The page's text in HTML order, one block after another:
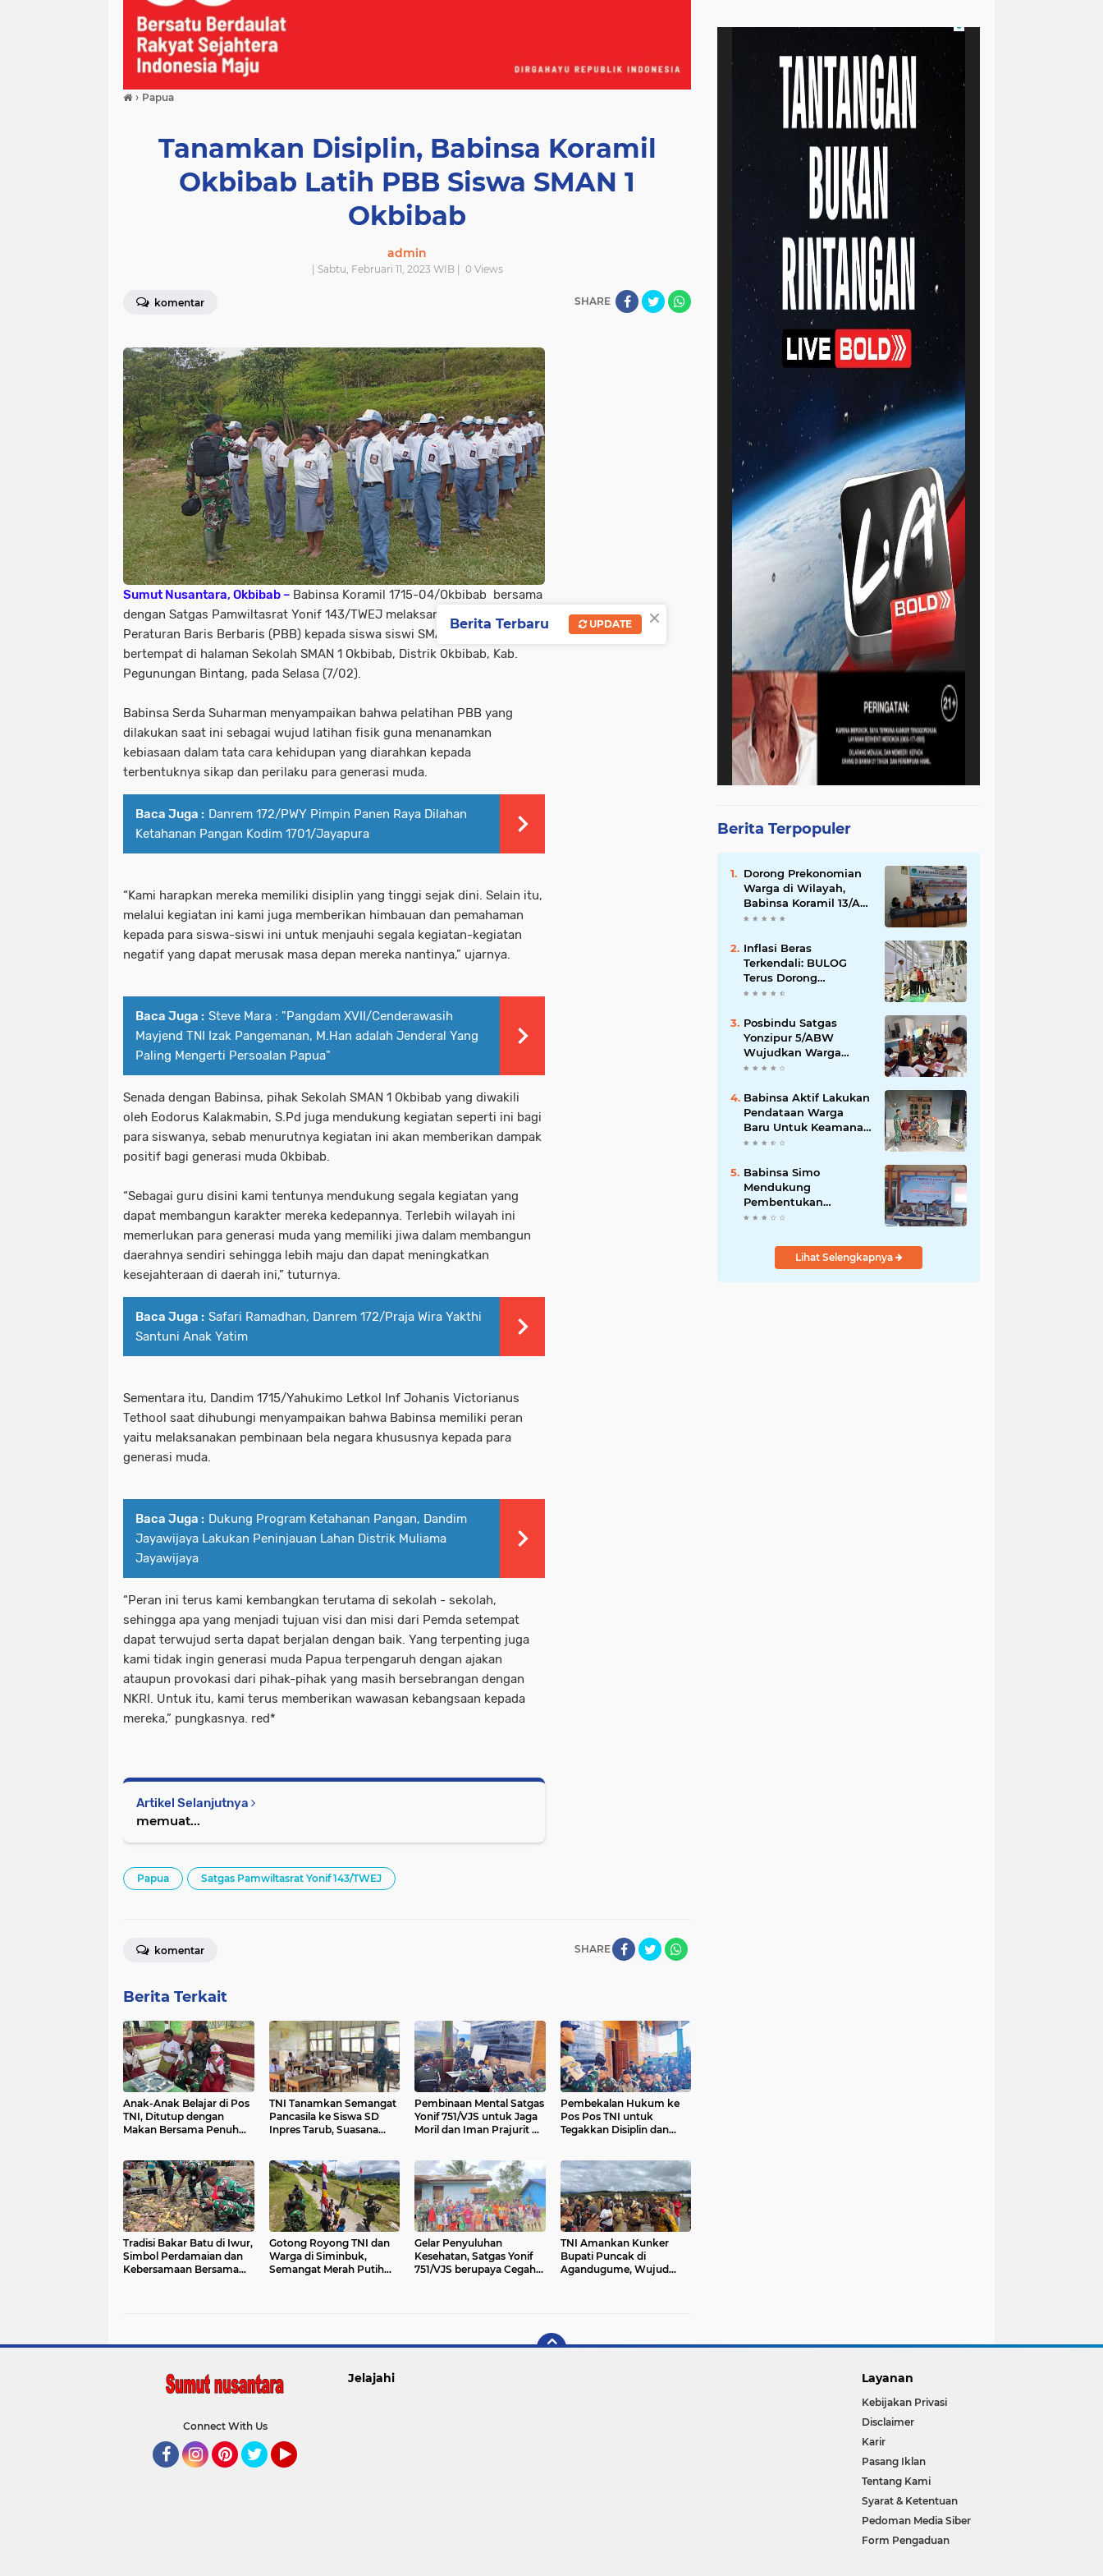
› Papua
Tanamkan Disiplin, Babinsa Koramil
Okbibab Latih PBB Siswa SMAN 1
Okbibab
admin
| Sabtu, Februari 11, 2023 WIB | 0Views
komentar SHARE
Sumut Nusantara, Okbibab – Babinsa Koramil 1715-04/Okbibab bersama
dengan Satgas Pamwiltasrat Yonif 143/TWEJ melaksanakan pelatihan
Peraturan Baris Berbaris (PBB) kepada siswa siswi SMA 1 Okbibab,
bertempat di halaman Sekolah SMAN 1 Okbibab, Distrik Okbibab, Kab.
Pegunungan Bintang, pada Selasa (7/02).
Babinsa Serda Suharman menyampaikan bahwa pelatihan PBB yang
dilakukan saat ini sebagai wujud latihan fisik guna menanamkan
kebiasaan dalam tata cara kehidupan yang diarahkan kepada
terbentuknya sikap dan perilaku para generasi muda.
Baca Juga : Danrem 172/PWY Pimpin Panen Raya Dilahan
Ketahanan Pangan Kodim 1701/Jayapura
“Kami harapkan mereka memiliki disiplin yang tinggi sejak dini. Selain itu,
melalui kegiatan ini kami juga memberikan himbauan dan pemahaman
kepada para siswa-siswi ini untuk menjauhi segala kegiatan-kegiatan
negatif yang dapat merusak masa depan mereka nantinya,” ujarnya.
Baca Juga : Steve Mara : "Pangdam XVII/Cenderawasih
Mayjend TNI Izak Pangemanan, M.Han adalah Jenderal Yang
Paling Mengerti Persoalan Papua"
Senada dengan Babinsa, pihak Sekolah SMAN 1 Okbibab yang diwakili
oleh Eodorus Kalakmabin, S.Pd juga mendukung kegiatan seperti ini bagi
para siswanya, sebab menurutnya kegiatan ini akan memberikan dampak
positif bagi generasi muda Okbibab.
“Sebagai guru disini kami tentunya mendukung segala kegiatan yang
dapat membangun karakter mereka kedepannya. Terlebih wilayah ini
memerlukan para generasi muda yang memiliki jiwa dalam membangun
daerahnya sendiri sehingga lebih maju dan dapat meningkatkan
kesejahteraan di daerah ini,” tuturnya.
Baca Juga : Safari Ramadhan, Danrem 172/Praja Wira Yakthi
Santuni Anak Yatim
Sementara itu, Dandim 1715/Yahukimo Letkol Inf Johanis Victorianus
Tethool saat dihubungi menyampaikan bahwa Babinsa memiliki peran
yaitu melaksanakan pembinaan bela negara khususnya kepada para
generasi muda.
Baca Juga : Dukung Program Ketahanan Pangan, Dandim
Jayawijaya Lakukan Peninjauan Lahan Distrik Muliama
Jayawijaya
“Peran ini terus kami kembangkan terutama di sekolah - sekolah,
sehingga apa yang menjadi tujuan visi dan misi dari Pemda setempat
dapat terwujud serta dapat berjalan dengan baik. Yang terpenting juga
kami tidak ingin generasi muda Papua terpengaruh dengan ajakan
ataupun provokasi dari pihak-pihak yang masih bersebrangan dengan
NKRI. Untuk itu, kami terus memberikan wawasan kebangsaan kepada
mereka,” pungkasnya. red*
Artikel Selanjutnya
memuat...
Papua Satgas Pamwiltasrat Yonif 143/TWEJ
SHARE
komentar
Berita Terkait
Anak-Anak Belajar di Pos
TNI, Ditutup dengan
Makan Bersama Penuh
TNI Tanamkan Semangat
Pancasila ke Siswa SD
Inpres Tarub, Suasana
Pembinaan Mental Satgas
Yonif 751/VJS untuk Jaga
Moril dan Iman Prajurit di
Pembekalan Hukum ke
Pos Pos TNI untuk
Tegakkan Disiplin dan
Perbatasan RI-PNG
Tradisi Bakar Batu di Iwur,
Simbol Perdamaian dan
Kebersamaan Bersama
Gotong Royong TNI dan
Warga di Siminbuk,
Semangat Merah Putih
Gelar Penyuluhan
Kesehatan, Satgas Yonif
751/VJS berupaya Cegah
TNI Amankan Kunker
Bupati Puncak di
Agandugume, Wujud
Berita Terpopuler
Dorong Prekonomian
Warga di Wilayah,
Babinsa Koramil 13/AN
Gandeng Kaum Ibu
Menjahit
Inflasi Beras
Terkendali: BULOG
Terus Dorong
Perluasan Jaringan
Turun di Ratusan
Daerah
Posbindu Satgas
Yonzipur 5/ABW
Wujudkan Warga
Sehat Hidup Bahagia
Babinsa Aktif Lakukan
Pendataan Warga
Baru Untuk Keamanan
dan Kesejahteraan
Babinsa Simo
Mendukung
Pembentukan
Koperasi Merah Putih
Lihat Selengkapnya
Connect With Us
Jelajahi Layanan
Kebijakan Privasi
Disclaimer
Karir
Pasang Iklan
Tentang Kami
Syarat & Ketentuan
Pedoman Media Siber
Form Pengaduan
×
Berita Terbaru UPDATE